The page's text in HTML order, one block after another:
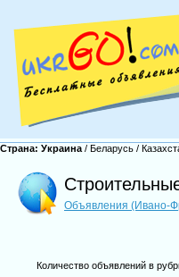
Страна: Украина / Беларусь /
Объявления (Ивано-
Количество объявлений в